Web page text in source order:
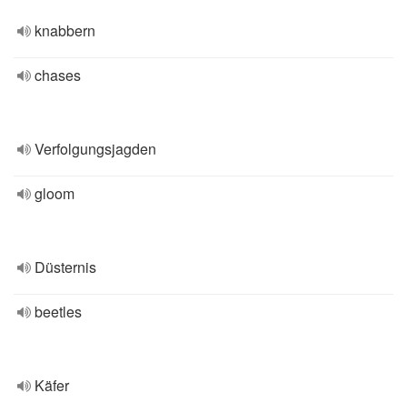
knabbern
chases
Verfolgungsjagden
gloom
Düsternis
beetles
Käfer